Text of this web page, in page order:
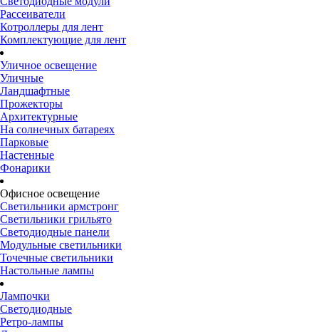
Рассеиватели
Котроллеры для лент
Комплектующие для лент
Уличное освещение
Уличные
Ландшафтные
Прожекторы
Архитектурные
На солнечных батареях
Парковые
Настенные
Фонарики
Офисное освещение
Светильники армстронг
Светильники грильято
Светодиодные панели
Модульные светильники
Точечные светильники
Настольные лампы
Лампочки
Светодиодные
Ретро-лампы